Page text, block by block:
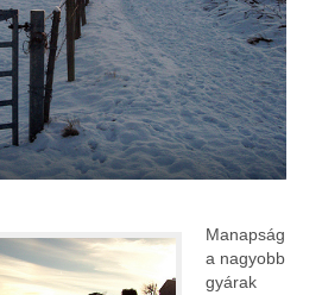
Manapság
a nagyobb
gyárak